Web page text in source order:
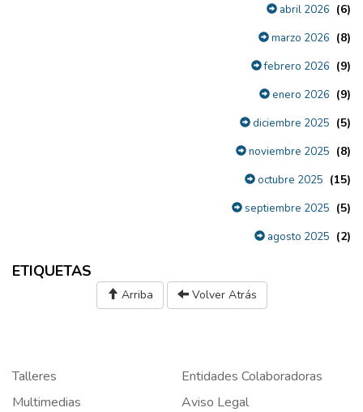
abril 2026 (6)
marzo 2026 (8)
febrero 2026 (9)
enero 2026 (9)
diciembre 2025 (5)
noviembre 2025 (8)
octubre 2025 (15)
septiembre 2025 (5)
agosto 2025 (2)
ETIQUETAS
Arriba Volver Atrás
Talleres
Entidades Colaboradoras
Multimedias
Aviso Legal